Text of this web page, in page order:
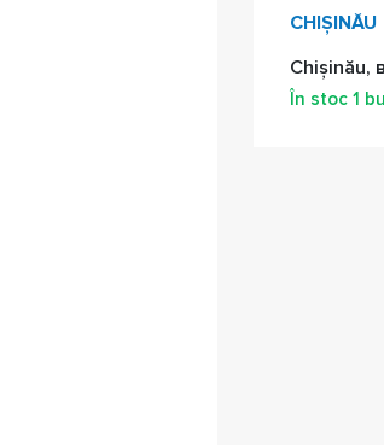
CHIȘINĂU
Chișinău,
În stoc 1